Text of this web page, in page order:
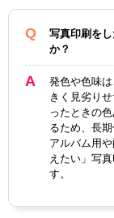
写真印刷を
か？
発色や色味
きく見劣り
ったときの
るため、長
アルバム用
えたい」写
す。